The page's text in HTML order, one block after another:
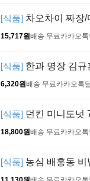
[식품] 차오차이 짜장
15,717원배송 무료 카카오톡
[식품] 한과 명장 김
6,320원배송 무료 카카오톡딜
[식품] 던킨 미니도넛
18,800원배송 무료 카카오톡
[식품] 농심 배홍동